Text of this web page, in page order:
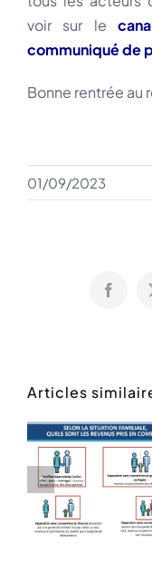
voir sur le
communiqué de
Bonne rentrée au
01/09/2023
Articles